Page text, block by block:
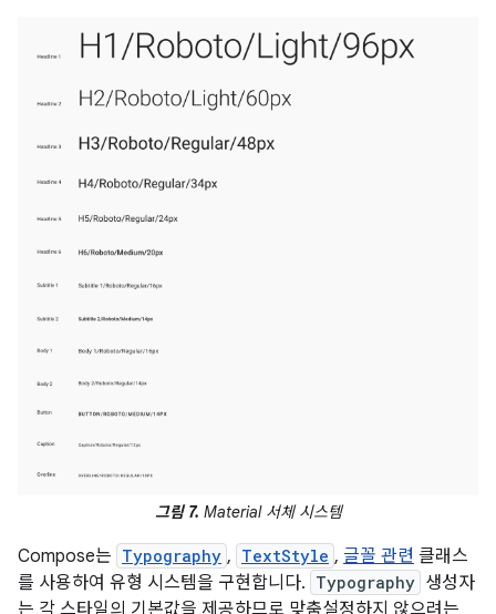
그림 7. Material 서체 시스템
Compose는 Typography , TextStyle , 글꼴 관련 클래스
를 사용하여 유형 시스템을 구현합니다. Typography 생성자